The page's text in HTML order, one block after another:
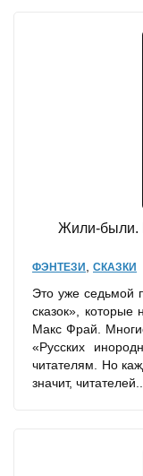
Жили-были.
ФЭНТЕЗИ СКАЗКИ
Это уже седьмой
сказок», которые
Макс Фрай.
«Русских
читателям. Но
значит, читателей...